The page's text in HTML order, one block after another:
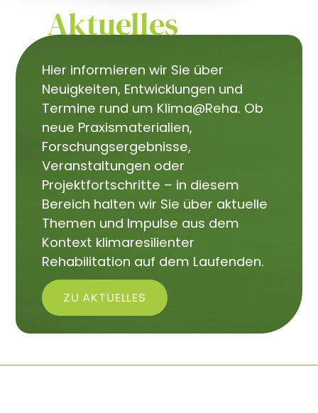
Aktuelles
Hier informieren wir Sie über
Neuigkeiten, Entwicklungen und
Termine rund um Klima@Reha. Ob
neue Praxismaterialien,
Forschungsergebnisse,
Veranstaltungen oder
Projektfortschritte – in diesem
Bereich halten wir Sie über aktuelle
Themen und Impulse aus dem
Kontext klimaresilienter
Rehabilitation auf dem Laufenden.
ZU AKTUELLES